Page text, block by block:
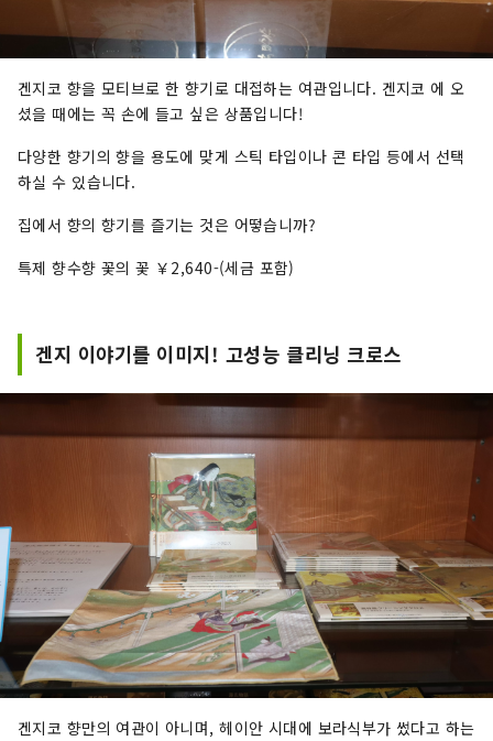
겐지코 향을 모티브로 한 향기로 대접하는 여관입니다. 겐지코 에 오
셨을 때에는 꼭 손에 들고 싶은 상품입니다!
다양한 향기의 향을 용도에 맞게 스틱 타입이나 콘 타입 등에서 선택
하실 수 있습니다.
집에서 향의 향기를 즐기는 것은 어떻습니까?
특제 향수향 꽃의 꽃 ￥2,640-(세금 포함)
겐지 이야기를 이미지! 고성능 클리닝 크로스
겐지코 향만의 여관이 아니며, 헤이안 시대에 보라식부가 썼다고 하는